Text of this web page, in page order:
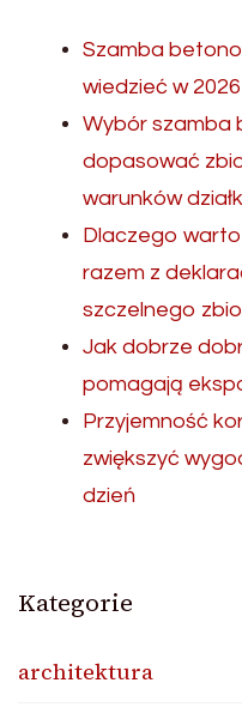
Szamba
wiedzieć w
Wybór szamba
dopasować
warunków
Dlaczego
razem z
szczelnego
Jak dobrze
pomagają
Przyjemność
zwiększyć
dzień
Kategorie
architektura